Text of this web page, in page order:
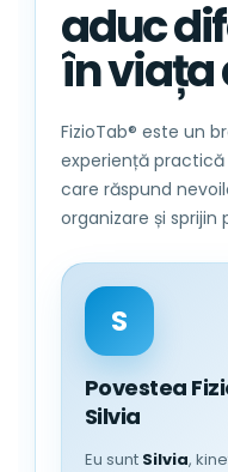
sustinere
Fixati
USOR DE
pliabil va
acest taburet
aduc
în viața
FizioTab® este un
experiență
care răspund
organizare și
S
Povestea
Silvia
Eu sunt Silvia,